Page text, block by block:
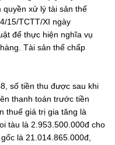
xử lý tài sản thế
15/TCTT/XI ngày
để thực hiện nghĩa vụ
Tài sản thế chấp
số tiền thu được sau khi
thanh toán trước tiền
thuế giá trị gia tăng là
tàu là 2.953.500.000đ cho
là 21.014.865.000đ,